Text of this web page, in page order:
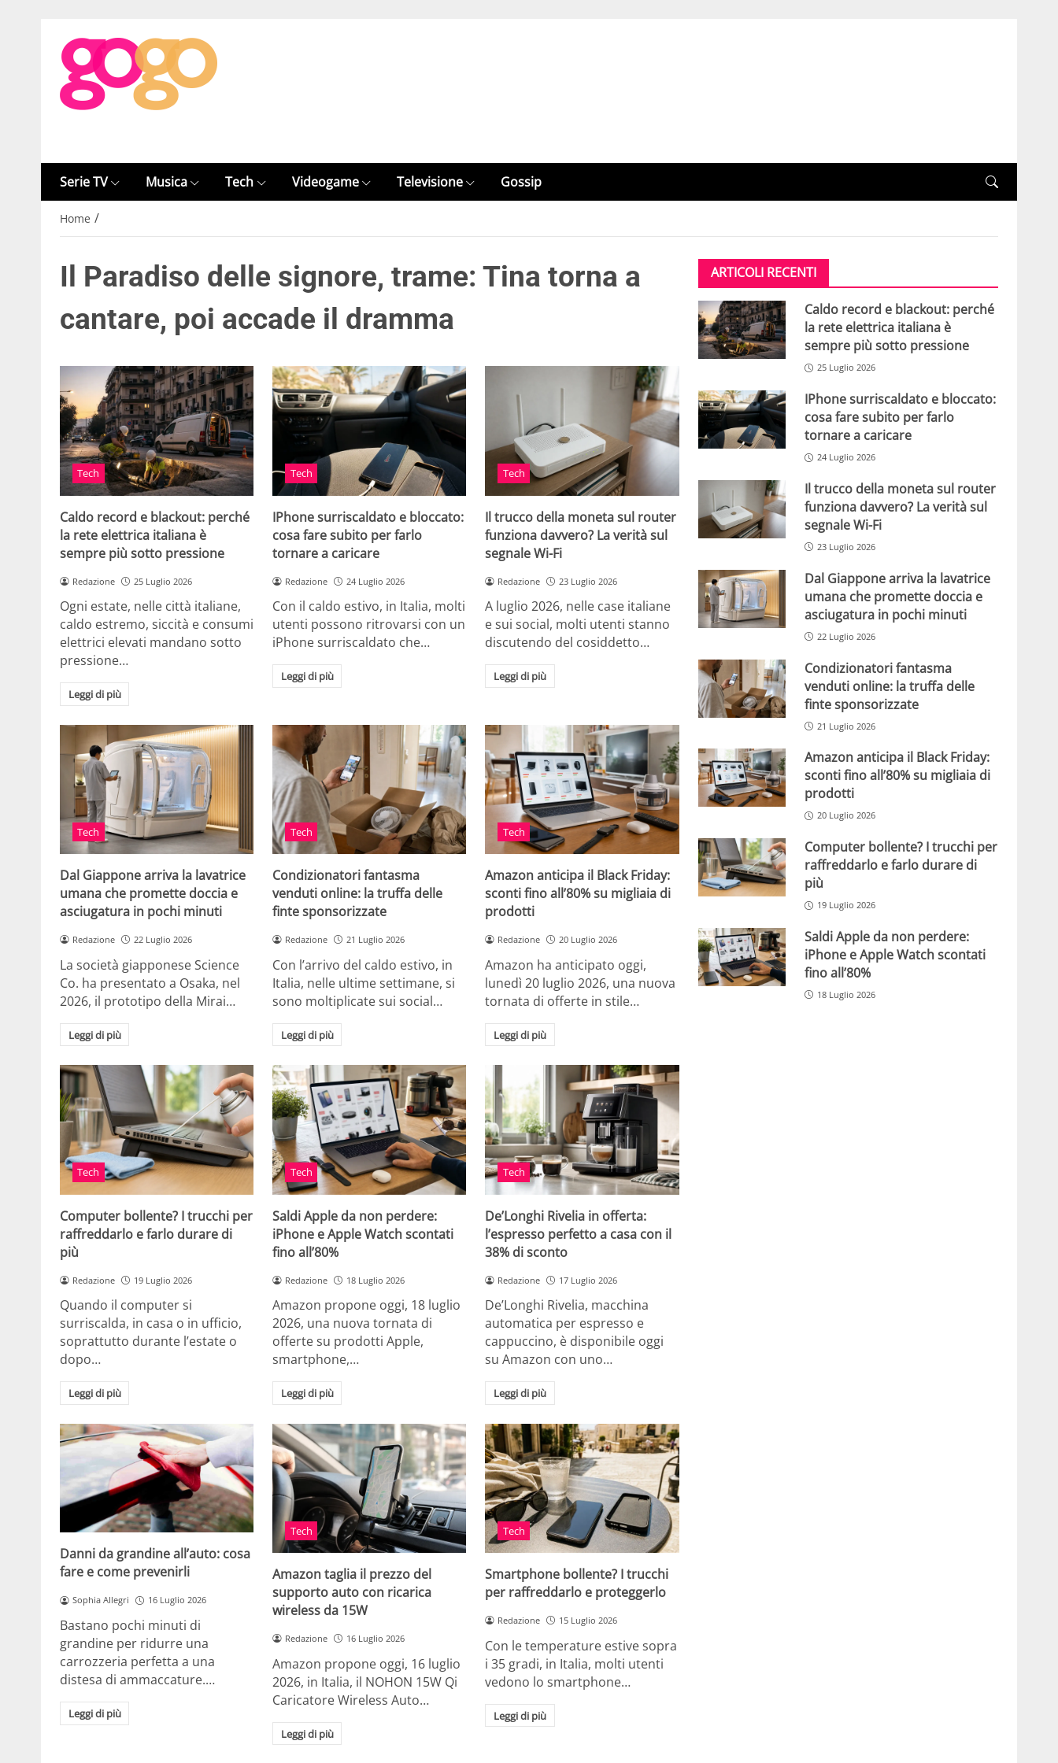
Serie TV Musica Tech Videogame Televisione Gossip
Home /
Il Paradiso delle signore, trame: Tina torna a
cantare, poi accade il dramma
Tech
Caldo record e blackout: perché
la rete elettrica italiana è
sempre più sotto pressione
Redazione 25 Luglio 2026
Ogni estate, nelle città italiane,
caldo estremo, siccità e consumi
elettrici elevati mandano sotto
pressione…
Leggi di più
Tech
IPhone surriscaldato e bloccato:
cosa fare subito per farlo
tornare a caricare
Redazione 24 Luglio 2026
Con il caldo estivo, in Italia, molti
utenti possono ritrovarsi con un
iPhone surriscaldato che…
Leggi di più
Tech
Il trucco della moneta sul router
funziona davvero? La verità sul
segnale Wi-Fi
Redazione 23 Luglio 2026
A luglio 2026, nelle case italiane
e sui social, molti utenti stanno
discutendo del cosiddetto…
Leggi di più
Tech
Dal Giappone arriva la lavatrice
umana che promette doccia e
asciugatura in pochi minuti
Redazione 22 Luglio 2026
La società giapponese Science
Co. ha presentato a Osaka, nel
2026, il prototipo della Mirai…
Leggi di più
Tech
Condizionatori fantasma
venduti online: la truffa delle
finte sponsorizzate
Redazione 21 Luglio 2026
Con l’arrivo del caldo estivo, in
Italia, nelle ultime settimane, si
sono moltiplicate sui social…
Leggi di più
Tech
Amazon anticipa il Black Friday:
sconti fino all’80% su migliaia di
prodotti
Redazione 20 Luglio 2026
Amazon ha anticipato oggi,
lunedì 20 luglio 2026, una nuova
tornata di offerte in stile…
Leggi di più
Tech
Computer bollente? I trucchi per
raffreddarlo e farlo durare di
più
Redazione 19 Luglio 2026
Quando il computer si
surriscalda, in casa o in ufficio,
soprattutto durante l’estate o
dopo…
Leggi di più
Tech
Saldi Apple da non perdere:
iPhone e Apple Watch scontati
fino all’80%
Redazione 18 Luglio 2026
Amazon propone oggi, 18 luglio
2026, una nuova tornata di
offerte su prodotti Apple,
smartphone,…
Leggi di più
Tech
De’Longhi Rivelia in offerta:
l’espresso perfetto a casa con il
38% di sconto
Redazione 17 Luglio 2026
De’Longhi Rivelia, macchina
automatica per espresso e
cappuccino, è disponibile oggi
su Amazon con uno…
Leggi di più
Danni da grandine all’auto: cosa
fare e come prevenirli
Sophia Allegri 16 Luglio 2026
Bastano pochi minuti di
grandine per ridurre una
carrozzeria perfetta a una
distesa di ammaccature.…
Leggi di più
Tech
Amazon taglia il prezzo del
supporto auto con ricarica
wireless da 15W
Redazione 16 Luglio 2026
Amazon propone oggi, 16 luglio
2026, in Italia, il NOHON 15W Qi
Caricatore Wireless Auto…
Leggi di più
Tech
Smartphone bollente? I trucchi
per raffreddarlo e proteggerlo
Redazione 15 Luglio 2026
Con le temperature estive sopra
i 35 gradi, in Italia, molti utenti
vedono lo smartphone…
Leggi di più
ARTICOLI RECENTI
Caldo record e blackout: perché
la rete elettrica italiana è
sempre più sotto pressione
25 Luglio 2026
IPhone surriscaldato e bloccato:
cosa fare subito per farlo
tornare a caricare
24 Luglio 2026
Il trucco della moneta sul router
funziona davvero? La verità sul
segnale Wi-Fi
23 Luglio 2026
Dal Giappone arriva la lavatrice
umana che promette doccia e
asciugatura in pochi minuti
22 Luglio 2026
Condizionatori fantasma
venduti online: la truffa delle
finte sponsorizzate
21 Luglio 2026
Amazon anticipa il Black Friday:
sconti fino all’80% su migliaia di
prodotti
20 Luglio 2026
Computer bollente? I trucchi per
raffreddarlo e farlo durare di
più
19 Luglio 2026
Saldi Apple da non perdere:
iPhone e Apple Watch scontati
fino all’80%
18 Luglio 2026